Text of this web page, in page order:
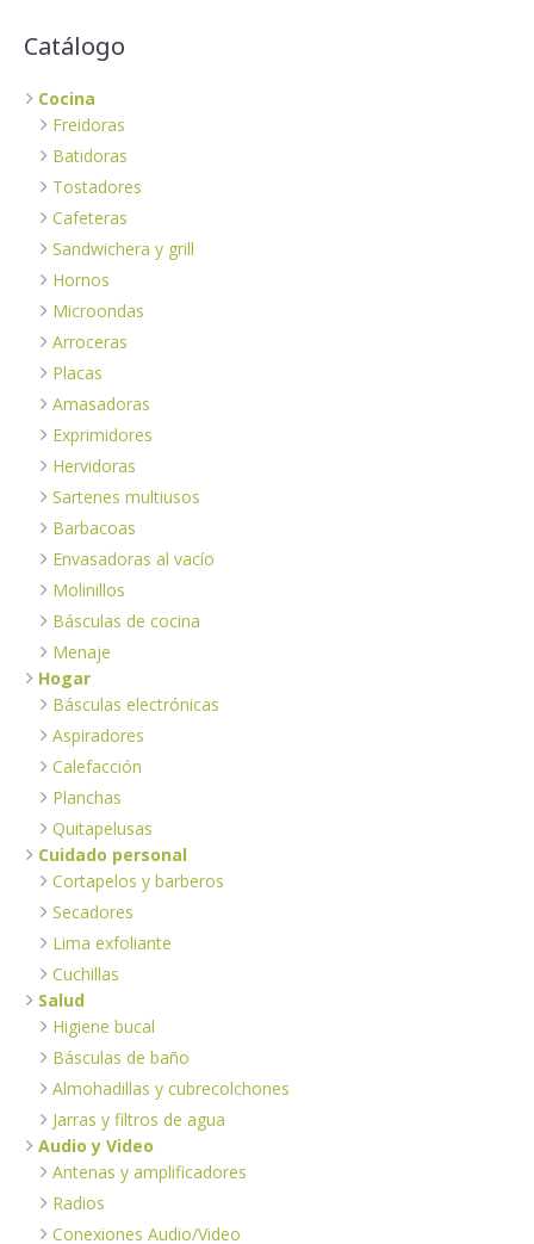
Catálogo
Cocina
Freidoras
Batidoras
Tostadores
Cafeteras
Sandwichera y grill
Hornos
Microondas
Arroceras
Placas
Amasadoras
Exprimidores
Hervidoras
Sartenes multiusos
Barbacoas
Envasadoras al vacío
Molinillos
Básculas de cocina
Menaje
Hogar
Básculas electrónicas
Aspiradores
Calefacción
Planchas
Quitapelusas
Cuidado personal
Cortapelos y barberos
Secadores
Lima exfoliante
Cuchillas
Salud
Higiene bucal
Básculas de baño
Almohadillas y cubrecolchones
Jarras y filtros de agua
Audio y Video
Antenas y amplificadores
Radios
Conexiones Audio/Video